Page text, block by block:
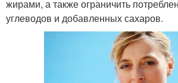
жирами, а также ограничить
углеводов и добавленных сахаров.